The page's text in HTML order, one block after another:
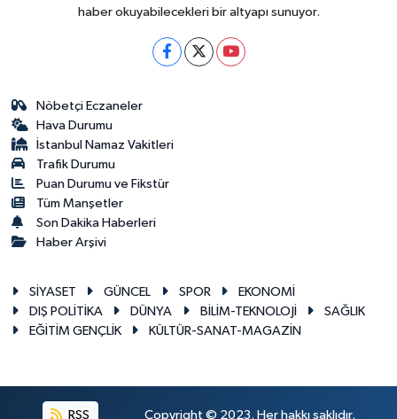
haber okuyabilecekleri bir altyapı sunuyor.
Nöbetçi Eczaneler
Hava Durumu
İstanbul Namaz Vakitleri
Trafik Durumu
Puan Durumu ve Fikstür
Tüm Manşetler
Son Dakika Haberleri
Haber Arşivi
SİYASET GÜNCEL SPOR
EKONOMİ
DIŞ POLİTİKA
DÜNYA BİLİM-TEKNOLOJİ
SAĞLIK
EĞİTİM GENÇLİK
KÜLTÜR-SANAT-MAGAZİN
RSS Copyright © 2023. Her hakkı saklıdır.